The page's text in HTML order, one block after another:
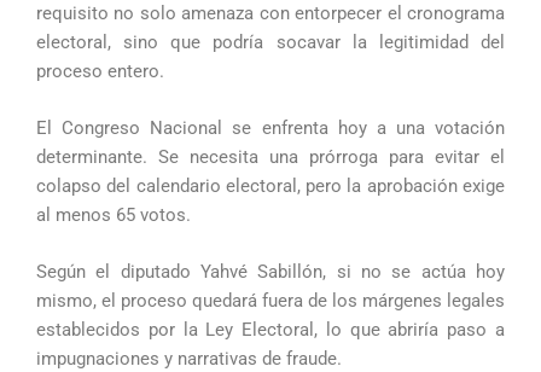
requisito no solo amenaza con entorpecer el cronograma
electoral, sino que podría socavar la legitimidad del
proceso entero.
El Congreso Nacional se enfrenta hoy a una votación
determinante. Se necesita una prórroga para evitar el
colapso del calendario electoral, pero la aprobación exige
al menos 65 votos.
Según el diputado Yahvé Sabillón, si no se actúa hoy
mismo, el proceso quedará fuera de los márgenes legales
establecidos por la Ley Electoral, lo que abriría paso a
impugnaciones y narrativas de fraude.